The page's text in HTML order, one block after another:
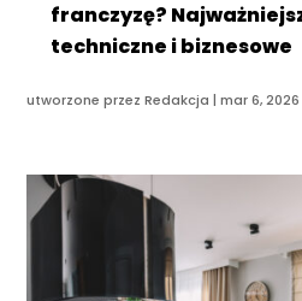
franczyzę?
techniczne i biznesowe
utworzone przezRedakcja |mar 6, 2026